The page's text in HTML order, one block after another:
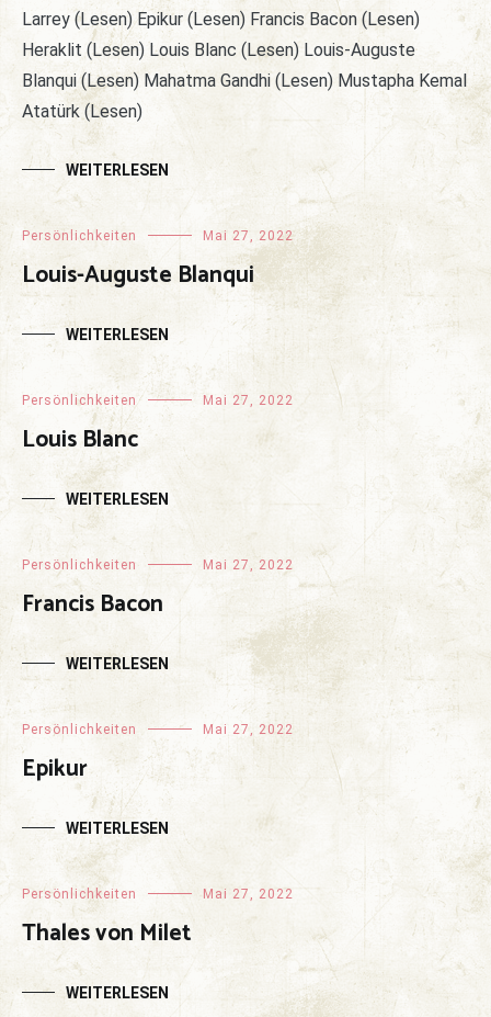
Larrey (Lesen) Epikur (Lesen) Francis Bacon (Lesen)
Heraklit (Lesen) Louis Blanc (Lesen) Louis-Auguste
Blanqui (Lesen) Mahatma Gandhi (Lesen) Mustapha Kemal
Atatürk (Lesen)
WEITERLESEN
Persönlichkeiten Mai 27, 2022
Louis-Auguste Blanqui
WEITERLESEN
Persönlichkeiten Mai 27, 2022
Louis Blanc
WEITERLESEN
Persönlichkeiten Mai 27, 2022
Francis Bacon
WEITERLESEN
Persönlichkeiten Mai 27, 2022
Epikur
WEITERLESEN
Persönlichkeiten Mai 27, 2022
Thales von Milet
WEITERLESEN